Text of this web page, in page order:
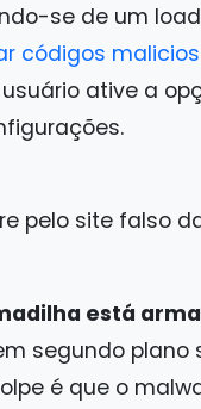
se de um
códigos
ative a
pelo site falso
está
segundo
é que o